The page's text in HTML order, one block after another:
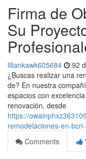
Firma de
Su
liliankawk605684 92
¿Buscas realizar una
de? En nuestra
espacios con
renovación, desde
https://
remodelaciones-en-
Comments